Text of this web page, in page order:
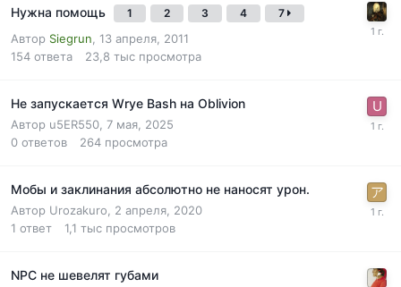
Нужна помощь 1 2 3 4 7
Автор Siegrun 13 апреля, 2011
154 ответа 23,8 тыс просмотра
Не запускается Wrye Bash на Oblivion
Автор u5ER550 7 мая, 2025
0 ответов 264 просмотра
Мобы и заклинания абсолютно не наносят урон.
Автор Urozakuro
2 апреля, 2020
1 ответ 1,1 тыс просмотров
NPC не шевелят губами